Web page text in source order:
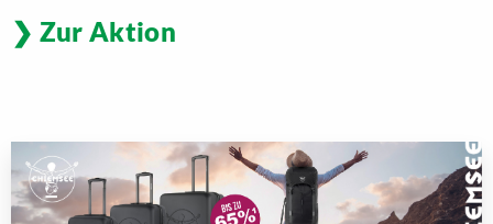
Zur Aktion